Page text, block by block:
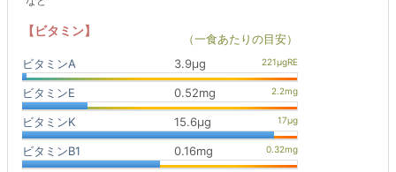
【ビタミン】
（一食あたりの目安）
ビタミンA
3.9μg
ビタミンE 0.52mg
ビタミンK 15.6μg
ビタミンB1 0.16mg